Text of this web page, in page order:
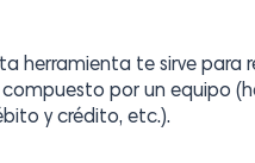
herramienta te sirve
por un equipo
y crédito, etc.).